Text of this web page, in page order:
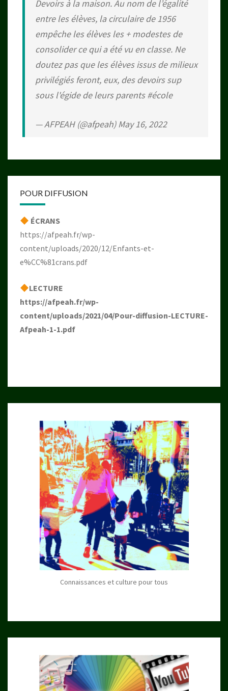
Devoirs à la maison. Au nom de l’égalité
entre les élèves, la circulaire de 1956
empêche les élèves les + modestes de
consolider ce qui a été vu en classe. Ne
doutez pas que les élèves issus de milieux
privilégiés feront, eux, des devoirs sup
sous l'égide de leurs parents#école
— AFPEAH (@afpeah)May 16, 2022
POUR DIFFUSION
ÉCRANS
https://afpeah.fr/wp-
content/uploads/2020/12/Enfants-et-
e%CC%81crans.pdf
LECTURE
https://afpeah.fr/wp-
content/uploads/2021/04/Pour-diffusion-LECTURE-
Afpeah-1-1.pdf
Connaissances et culture pour tous